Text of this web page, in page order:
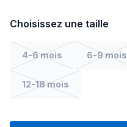
Choisissez une taille
4-6 mois 6-9 mois
12-18 mois